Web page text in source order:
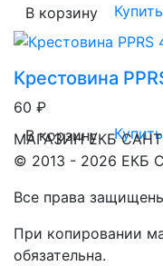
В корзину
Крестовина
60 ₽
В корзину
МАГАЗИН ЕКБ
© 2013 - 2026 ЕКБ
Все права
При копировании
обязательна.